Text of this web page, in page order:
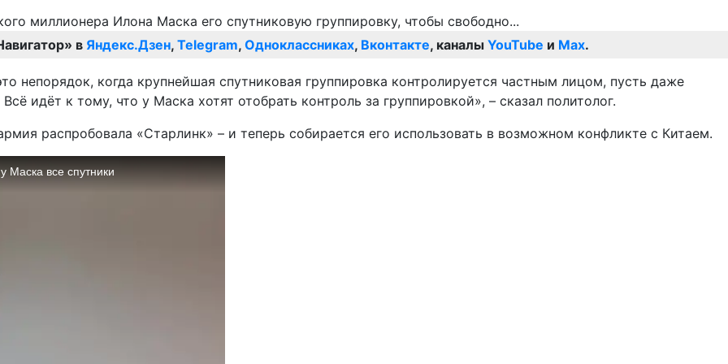
в Яндекс.Дзен, Telegram, Одноклассниках, Вконтакте, каналы YouTube и Max.
непорядок, когда крупнейшая спутниковая группировка контролируется частным лицом, пусть даже
идёт к тому, что у Маска хотят отобрать контроль за группировкой», – сказал политолог.
распробовала «Старлинк» – и теперь собирается его использовать в возможном конфликте с Китаем.